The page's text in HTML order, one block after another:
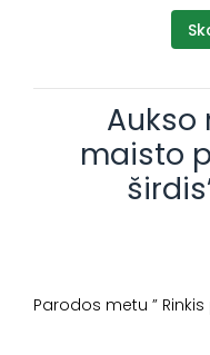
maisto
Parodos metu ”